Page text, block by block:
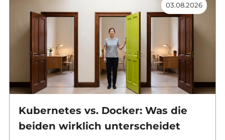
03.08.2026
Kubernetes vs. Docker: Was die
beiden wirklich unterscheidet